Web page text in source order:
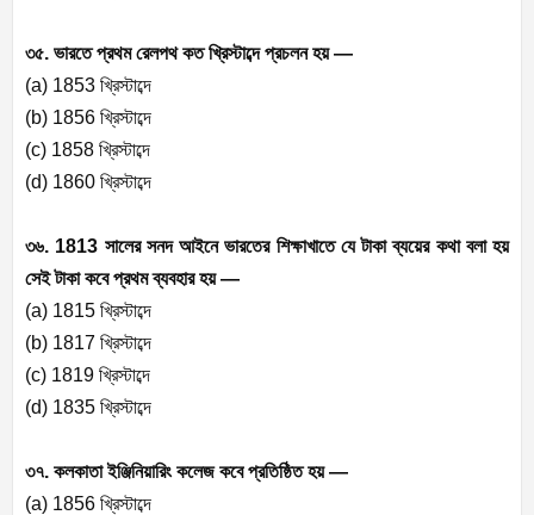
৩৫. ভারতে প্রথম রেলপথ কত খ্রিস্টাব্দে প্রচলন হয় —
(a) 1853 খ্রিস্টাব্দে
(b) 1856 খ্রিস্টাব্দে
(c) 1858 খ্রিস্টাব্দে
(d) 1860 খ্রিস্টাব্দে
৩৬. 1813 সালের সনদ আইনে ভারতের শিক্ষাখাতে যে টাকা ব্যয়ের কথা বলা হয়
সেই টাকা কবে প্রথম ব্যবহার হয় —
(a) 1815 খ্রিস্টাব্দে
(b) 1817 খ্রিস্টাব্দে
(c) 1819 খ্রিস্টাব্দে
(d) 1835 খ্রিস্টাব্দে
৩৭. কলকাতা ইঞ্জিনিয়ারিং কলেজ কবে প্রতিষ্ঠিত হয় —
(a) 1856 খ্রিস্টাব্দে